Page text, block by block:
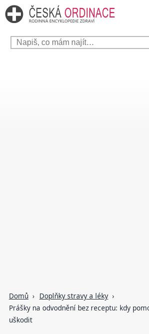
Domů
Doplňky stravy a léky
Prášky na odvodnění bez receptu: kdy
uškodit